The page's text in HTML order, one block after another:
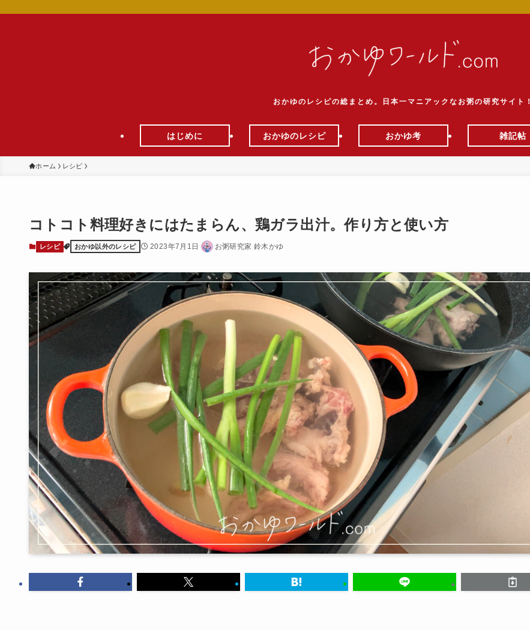
おかゆのレシピの総まとめ。日本一マニアックなお粥の研究サイト！
はじめに おかゆのレシピ おかゆ考 雑記帖
ホーム レシピ
コトコト料理好きにはたまらん、鶏ガラ出汁。作り方と使い方
レシピ おかゆ以外のレシピ 2023年7月1日 お粥研究家 鈴木かゆ